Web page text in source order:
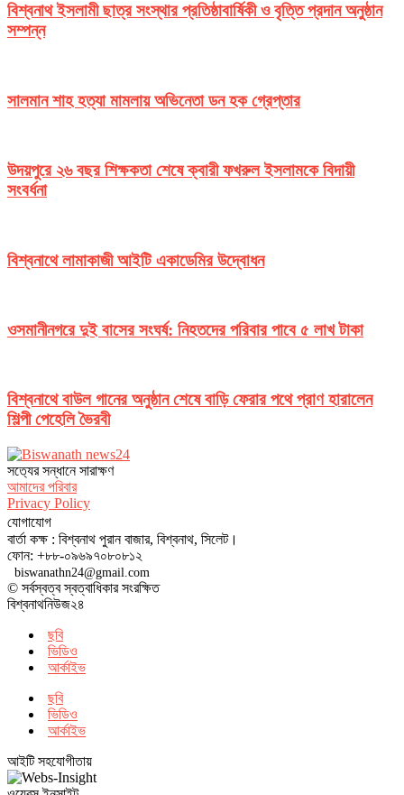
বিশ্বনাথ ইসলামী ছাত্র সংস্থার প্রতিষ্ঠাবার্ষিকী ও বৃত্তি প্রদান অনুষ্ঠান
সম্পন্ন
সালমান শাহ হত্যা মামলায় অভিনেতা ডন হক গ্রেপ্তার
উদয়পুরে ২৬ বছর শিক্ষকতা শেষে ক্বারী ফখরুল ইসলামকে বিদায়ী
সংবর্ধনা
বিশ্বনাথে লামাকাজী আইটি একাডেমির উদ্বোধন
ওসমানীনগরে দুই বাসের সংঘর্ষ: নিহতদের পরিবার পাবে ৫ লাখ টাকা
বিশ্বনাথে বাউল গানের অনুষ্ঠান শেষে বাড়ি ফেরার পথে প্রাণ হারালেন
শিল্পী পেহেলি ভৈরবী
সত‌্যের সন্ধানে সারাক্ষণ
আমাদের পরিবার
Privacy Policy
যোগাযোগ
বার্তা কক্ষ : বিশ্বনাথ পুরান বাজার, বিশ্বনাথ, সিলেট।
ফোন: +৮৮-০৯৬৯৭০৮০৮১২
biswanathn24@gmail.com
© সর্বস্বত্ব স্বত্বাধিকার সংরক্ষিত
বিশ্বনাথনিউজ২৪
ছবি
ভিডিও
আর্কাইভ
ছবি
ভিডিও
আর্কাইভ
আইটি সহযোগীতায়